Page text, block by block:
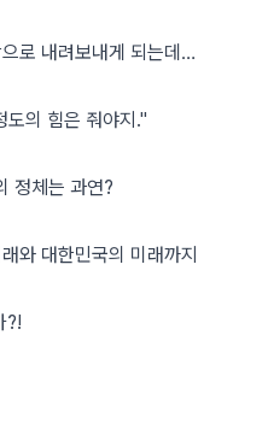
로 내려보내게 되는데…
도의 힘은 줘야지."
정체는 과연?
와 대한민국의 미래까지
?!